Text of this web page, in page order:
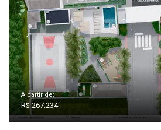
A partir de:
R$ 267.234